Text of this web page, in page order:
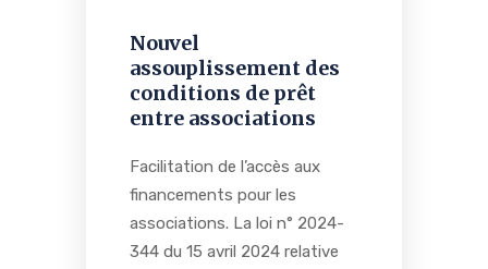
Nouvel
assouplissement des
conditions de prêt
entre associations
Facilitation de l’accès aux
financements pour les
associations. La loi n° 2024-
344 du 15 avril 2024 relative